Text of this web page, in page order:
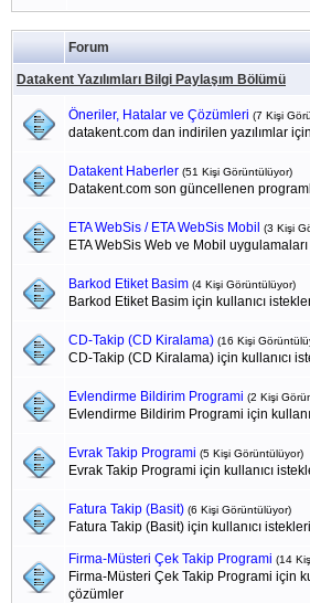
Forum
Datakent Yazılımları Bilgi Paylaşım Bölümü
Öneriler, Hatalar ve Çözümleri (7 Kişi
datakent.com dan indirilen yazılımlar
Datakent Haberler (51 Kişi Görüntülüyor)
Datakent.com son güncellenen
ETA WebSis / ETA WebSis Mobil (3 Kişi
ETA WebSis Web ve Mobil
Barkod Etiket Basim (4 Kişi Görüntülüyor)
Barkod Etiket Basim için kullanıcı
CD-Takip (CD Kiralama) (16 Kişi
CD-Takip (CD Kiralama) için kullanıcı
Evlendirme Bildirim Programi (2 Kişi
Evlendirme Bildirim Programi için
Evrak Takip Programi (5 Kişi Görüntülüyor)
Evrak Takip Programi için kullanıcı
Fatura Takip (Basit) (6 Kişi Görüntülüyor)
Fatura Takip (Basit) için kullanıcı
Firma-Müsteri Çek Takip Programi (14
Firma-Müsteri Çek Takip Programi için
çözümler